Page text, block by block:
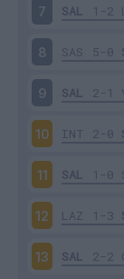
7 SAL 1-2
8 SAS 5-0
9 SAL 2-1
10 INT 2-0
11 SAL 1-0
12 LAZ 1-3
13 SAL 2-2